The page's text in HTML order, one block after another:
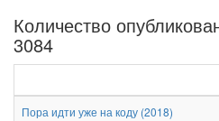
Количество
3084
Пора идти уже на коду (2018)